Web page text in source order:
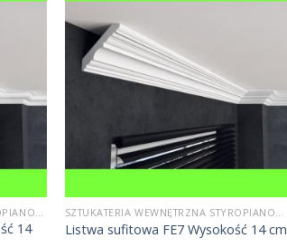
SZTUKATERIA WEWNĘTRZNA STYROPIANOWA
14
SZTUKATERIA WEWNĘTRZNA STYROPIANOWA
Listwa sufitowa FE7 Wysokość 14 cm